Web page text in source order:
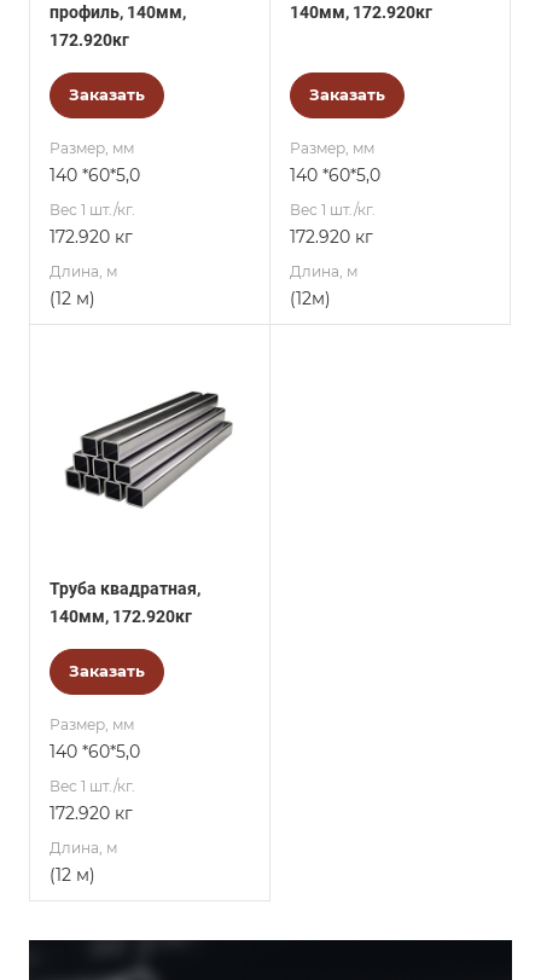
профиль, 140мм,
172.920кг
Заказать
Размер, мм
140 *60*5,0
Вес 1 шт./кг.
172.920 кг
Длина, м
(12 м)
140мм, 172.920кг
Заказать
Размер, мм
140 *60*5,0
Вес 1 шт./кг.
172.920 кг
Длина, м
(12м)
Труба квадратная,
140мм, 172.920кг
Заказать
Размер, мм
140 *60*5,0
Вес 1 шт./кг.
172.920 кг
Длина, м
(12 м)